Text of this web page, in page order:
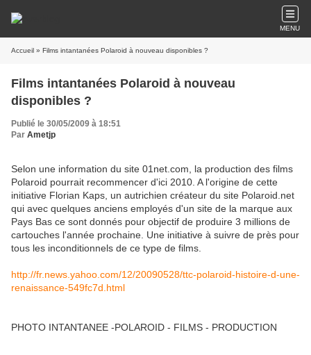
MENU
Accueil » Films intantanées Polaroid à nouveau disponibles ?
Films intantanées Polaroid à nouveau
disponibles ?
Publié le 30/05/2009 à 18:51
Par Ametjp
Selon une information du site 01net.com, la production des films
Polaroid pourrait recommencer d'ici 2010. A l'origine de cette
initiative Florian Kaps, un autrichien créateur du site Polaroid.net
qui avec quelques anciens employés d'un site de la marque aux
Pays Bas ce sont donnés pour objectif de produire 3 millions de
cartouches l'année prochaine. Une initiative à suivre de près pour
tous les inconditionnels de ce type de films.
http://fr.news.yahoo.com/12/20090528/ttc-polaroid-histoire-d-une-
renaissance-549fc7d.html
PHOTO INTANTANEE -POLAROID - FILMS - PRODUCTION